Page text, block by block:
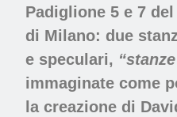
Padiglione 5 e 7
di Milano: due
e speculari,
immaginate come
la creazione di